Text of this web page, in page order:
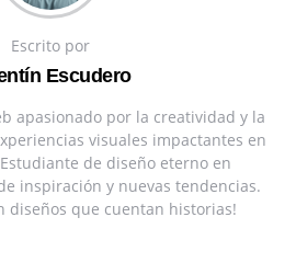
Escrito por
Escudero
apasionado por la creatividad y la
visuales impactantes en
de diseño eterno en
inspiración y nuevas tendencias.
diseños que cuentan historias!